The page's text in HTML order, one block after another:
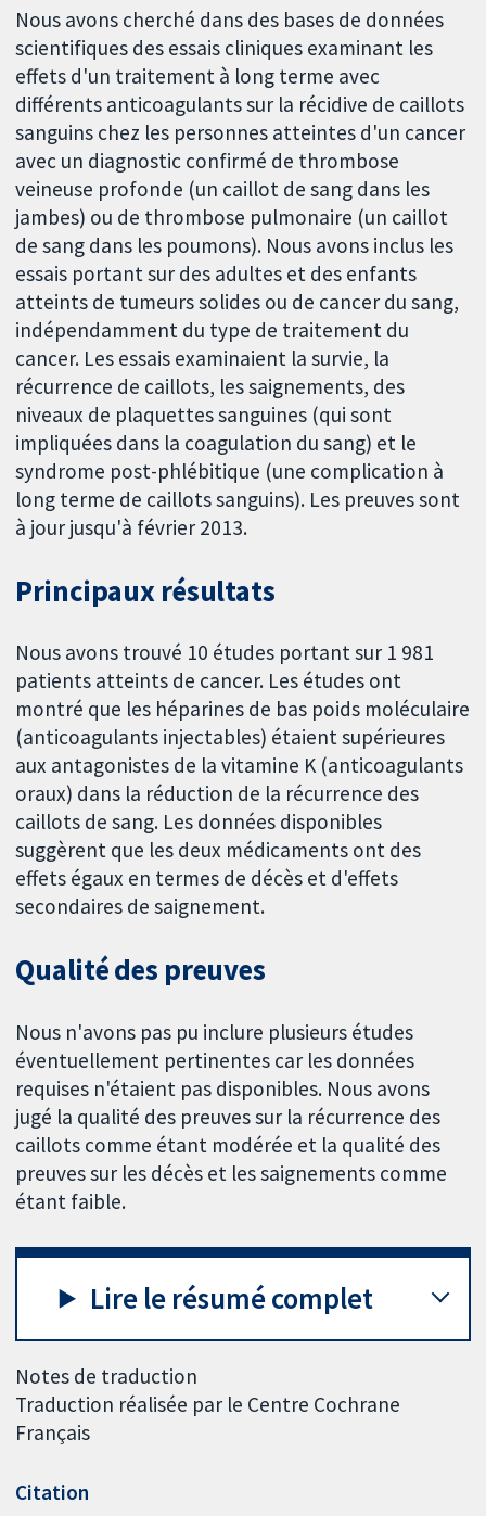
Nous avons cherché dans des bases de données
scientifiques des essais cliniques examinant les
effets d'un traitement à long terme avec
différents anticoagulants sur la récidive de caillots
sanguins chez les personnes atteintes d'un cancer
avec un diagnostic confirmé de thrombose
veineuse profonde (un caillot de sang dans les
jambes) ou de thrombose pulmonaire (un caillot
de sang dans les poumons). Nous avons inclus les
essais portant sur des adultes et des enfants
atteints de tumeurs solides ou de cancer du sang,
indépendamment du type de traitement du
cancer. Les essais examinaient la survie, la
récurrence de caillots, les saignements, des
niveaux de plaquettes sanguines (qui sont
impliquées dans la coagulation du sang) et le
syndrome post-phlébitique (une complication à
long terme de caillots sanguins). Les preuves sont
à jour jusqu'à février 2013.
Principaux résultats
Nous avons trouvé 10 études portant sur 1 981
patients atteints de cancer. Les études ont
montré que les héparines de bas poids moléculaire
(anticoagulants injectables) étaient supérieures
aux antagonistes de la vitamine K (anticoagulants
oraux) dans la réduction de la récurrence des
caillots de sang. Les données disponibles
suggèrent que les deux médicaments ont des
effets égaux en termes de décès et d'effets
secondaires de saignement.
Qualité des preuves
Nous n'avons pas pu inclure plusieurs études
éventuellement pertinentes car les données
requises n'étaient pas disponibles. Nous avons
jugé la qualité des preuves sur la récurrence des
caillots comme étant modérée et la qualité des
preuves sur les décès et les saignements comme
étant faible.
Lire le résumé complet
Notes de traduction
Traduction réalisée par le Centre Cochrane
Français
Citation